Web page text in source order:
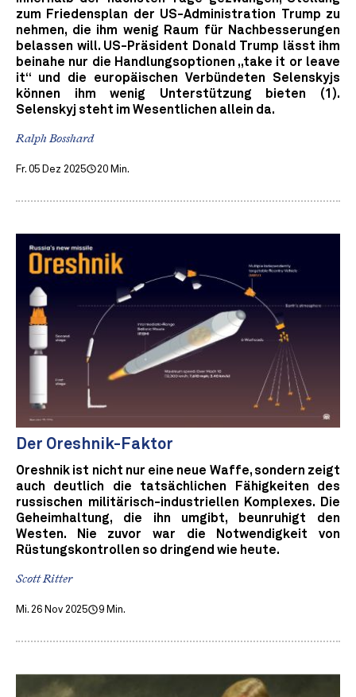
zum Friedensplan der US-Administration Trump zu
nehmen, die ihm wenig Raum für Nachbesserungen
belassen will. US-Präsident Donald Trump lässt ihm
beinahe nur die Handlungsoptionen „take it or leave
it“ und die europäischen Verbündeten Selenskyjs
können ihm wenig Unterstützung bieten (1).
Selenskyj steht im Wesentlichen allein da.
Ralph Bosshard
Fr. 05 Dez 2025 20 Min.
Der Oreshnik-Faktor
Oreshnik ist nicht nur eine neue Waffe, sondern zeigt
auch deutlich die tatsächlichen Fähigkeiten des
russischen militärisch-industriellen Komplexes. Die
Geheimhaltung, die ihn umgibt, beunruhigt den
Westen. Nie zuvor war die Notwendigkeit von
Rüstungskontrollen so dringend wie heute.
Scott Ritter
Mi. 26 Nov 2025 9 Min.